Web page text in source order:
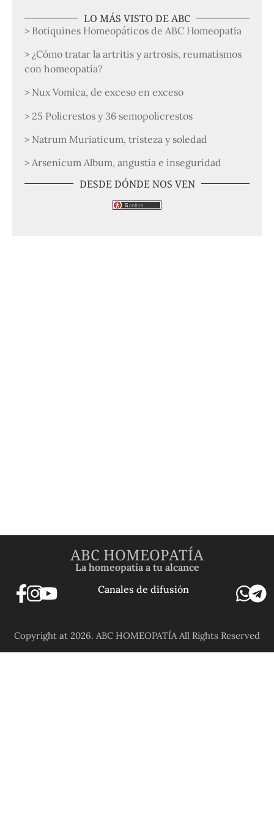
LO MÁS VISTO DE ABC
> Botiquines Homeopáticos de ABC Homeopatía
> ¿Cómo tratar la artritis y artrosis, reumatismos
con homeopatía?
> Nux Vomica, de exceso en exceso
> 25 Policrestos y 36 semopolicrestos
> Natrum Muriaticum, tristeza y soledad
> Arsenicum Album, angustia e inseguridad
DESDE DÓNDE NOS VEN
ABC HOMEOPATÍA
La homeopatía a tu alcance
Canales de difusión
Copyright at 2026. ABC HOMEOPATÍA All Rights Reserved